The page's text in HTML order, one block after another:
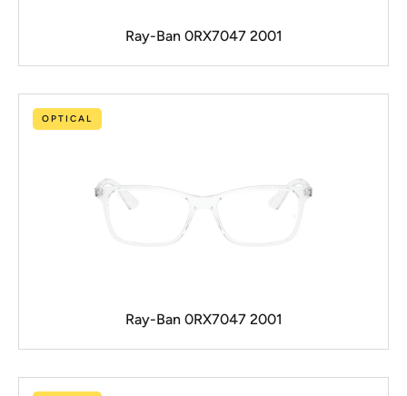
Ray-Ban 0RX7047 2001
OPTICAL
Ray-Ban 0RX7047 2001